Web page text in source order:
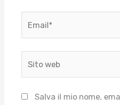
Salva il mio nome,